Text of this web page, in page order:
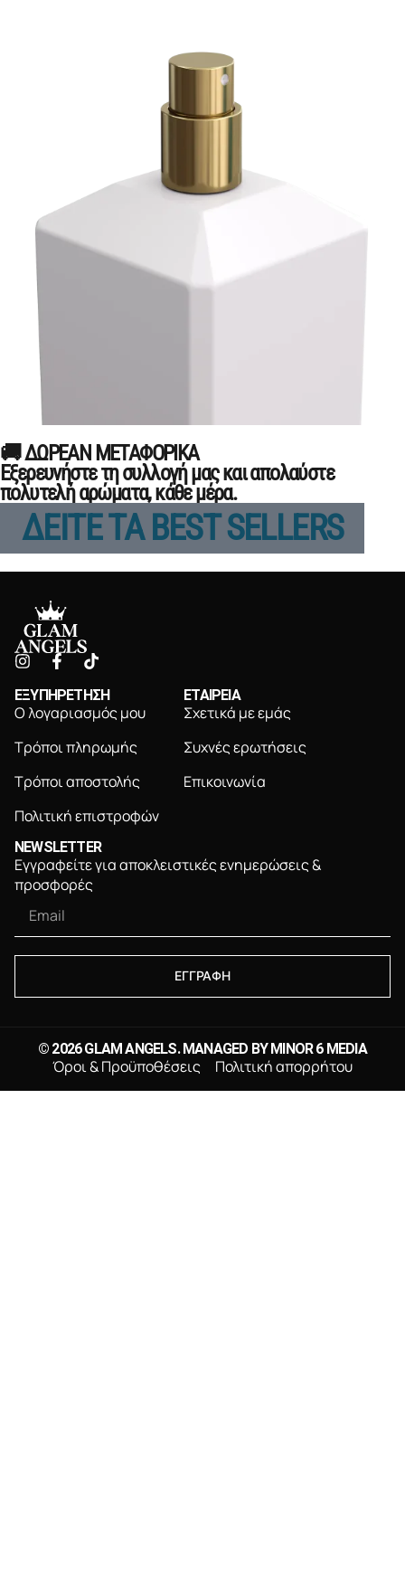
🚚 ΔΩΡΕΑΝ ΜΕΤΑΦΟΡΙΚΑ
Εξερευνήστε τη συλλογή μας και απολαύστε
πολυτελή αρώματα, κάθε μέρα.
ΔΕΙΤΕ ΤΑ BEST SELLERS
ΕΞΥΠΗΡΕΤΗΣΗ
Ο λογαριασμός μου
Τρόποι πληρωμής
Τρόποι αποστολής
Πολιτική επιστροφών
ΕΤΑΙΡΕΙΑ
Σχετικά με εμάς
Συχνές ερωτήσεις
Επικοινωνία
NEWSLETTER
Εγγραφείτε για αποκλειστικές ενημερώσεις &
προσφορές
ΕΓΓΡΑΦΗ
© 2026 GLAM ANGELS. MANAGED BYMINOR 6 MEDIA
Όροι & Προϋποθέσεις Πολιτική απορρήτου